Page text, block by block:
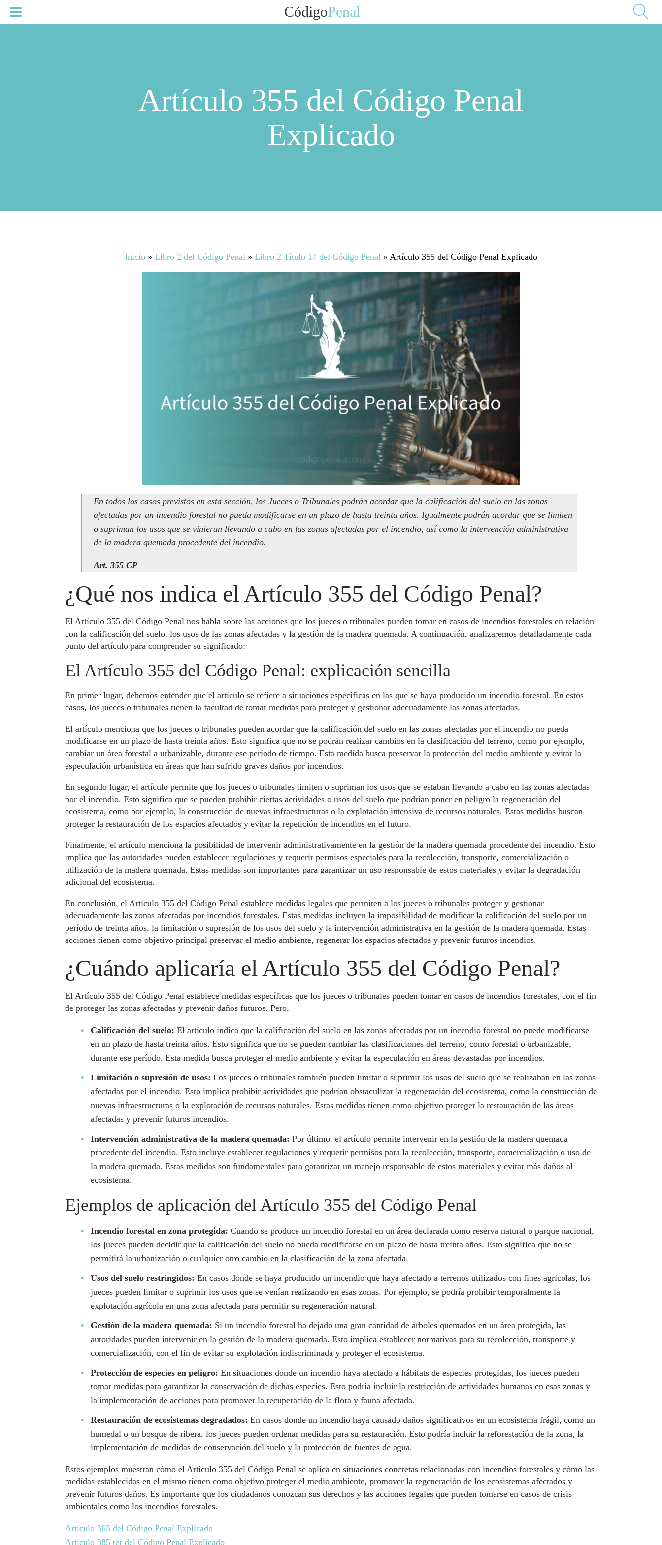
CódigoPenal
Artículo 355 del Código Penal
Explicado
Inicio » Libro 2 del Código Penal » Libro 2 Título 17 del Código Penal » Artículo 355 del Código Penal Explicado
En todos los casos previstos en esta sección, los Jueces o Tribunales podrán acordar que la calificación del suelo en las zonas
afectadas por un incendio forestal no pueda modificarse en un plazo de hasta treinta años. Igualmente podrán acordar que se limiten
o supriman los usos que se vinieran llevando a cabo en las zonas afectadas por el incendio, así como la intervención administrativa
de la madera quemada procedente del incendio.
Art. 355 CP
¿Qué nos indica el Artículo 355 del Código Penal?
El Artículo 355 del Código Penal nos habla sobre las acciones que los jueces o tribunales pueden tomar en casos de incendios forestales en relación
con la calificación del suelo, los usos de las zonas afectadas y la gestión de la madera quemada. A continuación, analizaremos detalladamente cada
punto del artículo para comprender su significado:
El Artículo 355 del Código Penal: explicación sencilla
En primer lugar, debemos entender que el artículo se refiere a situaciones específicas en las que se haya producido un incendio forestal. En estos
casos, los jueces o tribunales tienen la facultad de tomar medidas para proteger y gestionar adecuadamente las zonas afectadas.
El artículo menciona que los jueces o tribunales pueden acordar que la calificación del suelo en las zonas afectadas por el incendio no pueda
modificarse en un plazo de hasta treinta años. Esto significa que no se podrán realizar cambios en la clasificación del terreno, como por ejemplo,
cambiar un área forestal a urbanizable, durante ese período de tiempo. Esta medida busca preservar la protección del medio ambiente y evitar la
especulación urbanística en áreas que han sufrido graves daños por incendios.
En segundo lugar, el artículo permite que los jueces o tribunales limiten o supriman los usos que se estaban llevando a cabo en las zonas afectadas
por el incendio. Esto significa que se pueden prohibir ciertas actividades o usos del suelo que podrían poner en peligro la regeneración del
ecosistema, como por ejemplo, la construcción de nuevas infraestructuras o la explotación intensiva de recursos naturales. Estas medidas buscan
proteger la restauración de los espacios afectados y evitar la repetición de incendios en el futuro.
Finalmente, el artículo menciona la posibilidad de intervenir administrativamente en la gestión de la madera quemada procedente del incendio. Esto
implica que las autoridades pueden establecer regulaciones y requerir permisos especiales para la recolección, transporte, comercialización o
utilización de la madera quemada. Estas medidas son importantes para garantizar un uso responsable de estos materiales y evitar la degradación
adicional del ecosistema.
En conclusión, el Artículo 355 del Código Penal establece medidas legales que permiten a los jueces o tribunales proteger y gestionar
adecuadamente las zonas afectadas por incendios forestales. Estas medidas incluyen la imposibilidad de modificar la calificación del suelo por un
período de treinta años, la limitación o supresión de los usos del suelo y la intervención administrativa en la gestión de la madera quemada. Estas
acciones tienen como objetivo principal preservar el medio ambiente, regenerar los espacios afectados y prevenir futuros incendios.
¿Cuándo aplicaría el Artículo 355 del Código Penal?
El Artículo 355 del Código Penal establece medidas específicas que los jueces o tribunales pueden tomar en casos de incendios forestales, con el fin
de proteger las zonas afectadas y prevenir daños futuros. Pero,
Calificación del suelo: El artículo indica que la calificación del suelo en las zonas afectadas por un incendio forestal no puede modificarse
en un plazo de hasta treinta años. Esto significa que no se pueden cambiar las clasificaciones del terreno, como forestal o urbanizable,
durante ese período. Esta medida busca proteger el medio ambiente y evitar la especulación en áreas devastadas por incendios.
Limitación o supresión de usos: Los jueces o tribunales también pueden limitar o suprimir los usos del suelo que se realizaban en las zonas
afectadas por el incendio. Esto implica prohibir actividades que podrían obstaculizar la regeneración del ecosistema, como la construcción de
nuevas infraestructuras o la explotación de recursos naturales. Estas medidas tienen como objetivo proteger la restauración de las áreas
afectadas y prevenir futuros incendios.
Intervención administrativa de la madera quemada: Por último, el artículo permite intervenir en la gestión de la madera quemada
procedente del incendio. Esto incluye establecer regulaciones y requerir permisos para la recolección, transporte, comercialización o uso de
la madera quemada. Estas medidas son fundamentales para garantizar un manejo responsable de estos materiales y evitar más daños al
ecosistema.
Ejemplos de aplicación del Artículo 355 del Código Penal
Incendio forestal en zona protegida: Cuando se produce un incendio forestal en un área declarada como reserva natural o parque nacional,
los jueces pueden decidir que la calificación del suelo no pueda modificarse en un plazo de hasta treinta años. Esto significa que no se
permitirá la urbanización o cualquier otro cambio en la clasificación de la zona afectada.
Usos del suelo restringidos: En casos donde se haya producido un incendio que haya afectado a terrenos utilizados con fines agrícolas, los
jueces pueden limitar o suprimir los usos que se venían realizando en esas zonas. Por ejemplo, se podría prohibir temporalmente la
explotación agrícola en una zona afectada para permitir su regeneración natural.
Gestión de la madera quemada: Si un incendio forestal ha dejado una gran cantidad de árboles quemados en un área protegida, las
autoridades pueden intervenir en la gestión de la madera quemada. Esto implica establecer normativas para su recolección, transporte y
comercialización, con el fin de evitar su explotación indiscriminada y proteger el ecosistema.
Protección de especies en peligro: En situaciones donde un incendio haya afectado a hábitats de especies protegidas, los jueces pueden
tomar medidas para garantizar la conservación de dichas especies. Esto podría incluir la restricción de actividades humanas en esas zonas y
la implementación de acciones para promover la recuperación de la flora y fauna afectada.
Restauración de ecosistemas degradados: En casos donde un incendio haya causado daños significativos en un ecosistema frágil, como un
humedal o un bosque de ribera, los jueces pueden ordenar medidas para su restauración. Esto podría incluir la reforestación de la zona, la
implementación de medidas de conservación del suelo y la protección de fuentes de agua.
Estos ejemplos muestran cómo el Artículo 355 del Código Penal se aplica en situaciones concretas relacionadas con incendios forestales y cómo las
medidas establecidas en el mismo tienen como objetivo proteger el medio ambiente, promover la regeneración de los ecosistemas afectados y
prevenir futuros daños. Es importante que los ciudadanos conozcan sus derechos y las acciones legales que pueden tomarse en casos de crisis
ambientales como los incendios forestales.
Artículo 363 del Código Penal Explicado
Artículo 385 ter del Código Penal Explicado